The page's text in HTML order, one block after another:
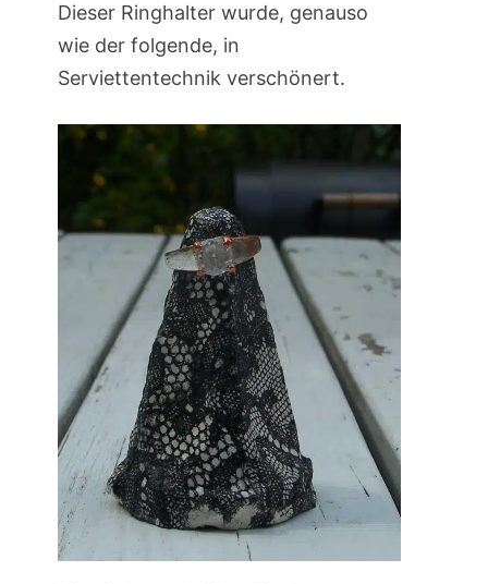
Dieser Ringhalter wurde, genauso
wie der folgende, in
Serviettentechnik verschönert.